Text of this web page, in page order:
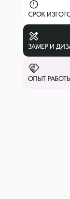
СРОК
ЗАМЕР И
ОПЫТ